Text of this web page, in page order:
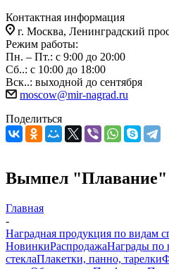
Контактная информация
г. Москва, Ленинградский
Режим работы:
Пн. – Пт.: с 9:00 до 20:00
Сб..: с 10:00 до 18:00
Вск..: выходной до сентября
moscow@mir-nagrad.ru
Поделиться
Вымпел "Плавание"
Главная
-
Наградная продукция по видам
НовинкиРаспродажаНаграды по
стеклаПлакетки, панно, тарелки